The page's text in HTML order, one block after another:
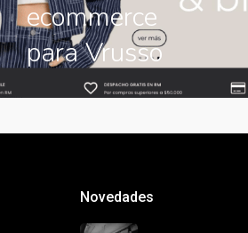
ecommerce
para Vrusso
Novedades